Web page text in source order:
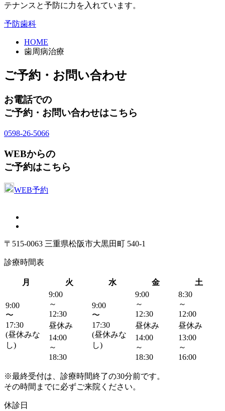
テナンスと予防に力を入れています。
予防歯科
HOME
歯周病治療
ご予約・お問い合わせ
お電話での
ご予約・お問い合わせはこちら
0598-26-5066
WEBからの
ご予約はこちら
WEB予約
〒515-0063 三重県松阪市大黒田町 540-1
診療時間表
月 火 水 金 土
9:00
〜
17:30
(昼休みな
し)
9:00
～
12:30
9:00
〜
17:30
(昼休みな
し)
9:00
～
12:30
8:30
～
12:00
昼休み
昼休み
昼休み
14:00
～
18:30
14:00
～
18:30
13:00
～
16:00
※最終受付は、診療時間終了の30分前です。
その時間までに必ずご来院ください。
休診日